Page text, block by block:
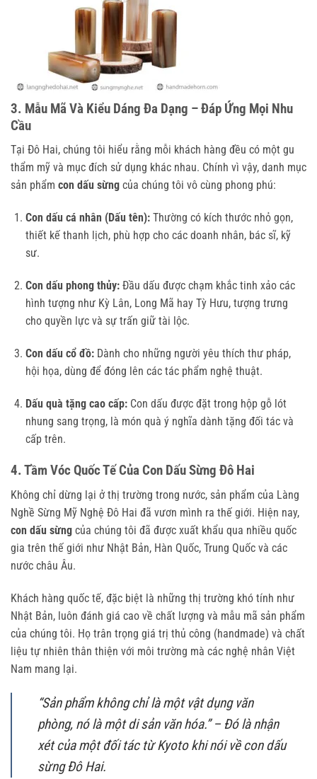
3. Mẫu Mã Và Kiểu Dáng Đa Dạng – Đáp Ứng Mọi Nhu
Cầu
Tại Đô Hai, chúng tôi hiểu rằng mỗi khách hàng đều có một gu
thẩm mỹ và mục đích sử dụng khác nhau. Chính vì vậy, danh mục
sản phẩm con dấu sừng của chúng tôi vô cùng phong phú:
Con dấu cá nhân (Dấu tên):Thường có kích thước nhỏ gọn,
thiết kế thanh lịch, phù hợp cho các doanh nhân, bác sĩ, kỹ
sư.
Con dấu phong thủy:Đầu dấu được chạm khắc tinh xảo các
hình tượng như Kỳ Lân, Long Mã hay Tỳ Hưu, tượng trưng
cho quyền lực và sự trấn giữ tài lộc.
Con dấu cổ đồ:Dành cho những người yêu thích thư pháp,
hội họa, dùng để đóng lên các tác phẩm nghệ thuật.
Dấu quà tặng cao cấp:Con dấu được đặt trong hộp gỗ lót
nhung sang trọng, là món quà ý nghĩa dành tặng đối tác và
cấp trên.
4. Tầm Vóc Quốc Tế Của Con Dấu Sừng Đô Hai
Không chỉ dừng lại ở thị trường trong nước, sản phẩm của Làng
Nghề Sừng Mỹ Nghệ Đô Hai đã vươn mình ra thế giới. Hiện nay,
con dấu sừng của chúng tôi đã được xuất khẩu qua nhiều quốc
gia trên thế giới như Nhật Bản, Hàn Quốc, Trung Quốc và các
nước châu Âu.
Khách hàng quốc tế, đặc biệt là những thị trường khó tính như
Nhật Bản, luôn đánh giá cao về chất lượng và mẫu mã sản phẩm
của chúng tôi. Họ trân trọng giá trị thủ công (handmade) và chất
liệu tự nhiên thân thiện với môi trường mà các nghệ nhân Việt
Nam mang lại.
“Sản phẩm không chỉ là một vật dụng văn
phòng, nó là một di sản văn hóa.” – Đó là nhận
xét của một đối tác từ Kyoto khi nói về con dấu
sừng Đô Hai.